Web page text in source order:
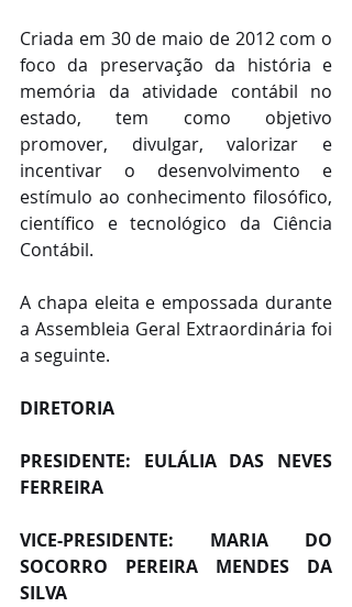
Criada em 30 de maio de 2012 com o
foco da preservação da história e
memória da atividade contábil no
estado, tem como objetivo
promover, divulgar, valorizar e
incentivar o desenvolvimento e
estímulo ao conhecimento filosófico,
científico e tecnológico da Ciência
Contábil.
A chapa eleita e empossada durante
a Assembleia Geral Extraordinária foi
a seguinte.
DIRETORIA
PRESIDENTE: EULÁLIA DAS NEVES
FERREIRA
VICE-PRESIDENTE: MARIA DO
SOCORRO PEREIRA MENDES DA
SILVA